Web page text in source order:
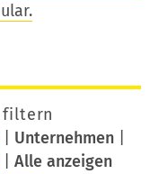
filtern
Unternehmen|
Alle anzeigen